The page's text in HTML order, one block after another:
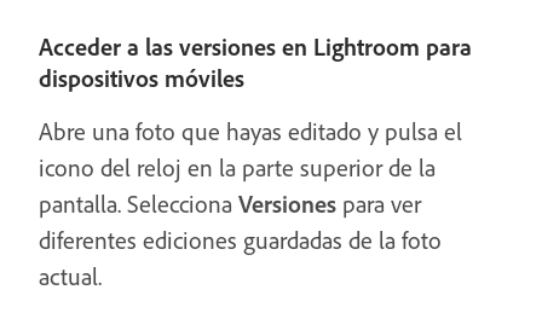
Acceder a las versiones en Lightroom para
dispositivos móviles
Abre una foto que hayas editado y pulsa el
icono del reloj en la parte superior de la
pantalla. Selecciona Versiones para ver
diferentes ediciones guardadas de la foto
actual.